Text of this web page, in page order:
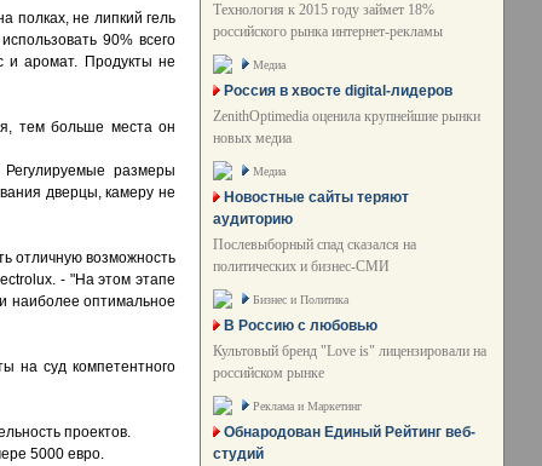
полках, не липкий гель
90% всего
и аромат. Продукты не
тем больше места он
размеры
дверцы, камеру не
отличную возможность
- "На этом этапе
наиболее оптимальное
на суд компетентного
проектов.
5000 евро.
Технология к 2015 году займет 18%
российского рынка интернет-рекламы
Медиа
Россия в хвосте digital-лидеров
ZenithOptimedia оценила крупнейшие рынки
новых медиа
Медиа
Новостные сайты теряют
аудиторию
Послевыборный спад сказался на
политических и бизнес-СМИ
Бизнес и Политика
В Россию с любовью
Культовый бренд "Love is" лицензировали на
российском рынке
Реклама и Маркетинг
Обнародован Единый Рейтинг веб-
студий